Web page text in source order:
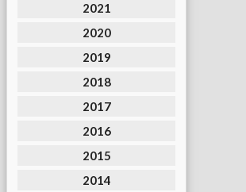
2021
2020
2019
2018
2017
2016
2015
2014